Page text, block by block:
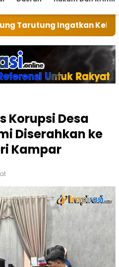
Kebaikan Tuhan
Korupsi Desa
Diserahkan ke
Kampar